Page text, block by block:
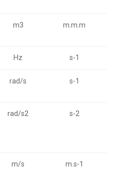
m3 m.m.m
Hz s-1
rad/s s-1
rad/s2 s-2
m/s m.s-1